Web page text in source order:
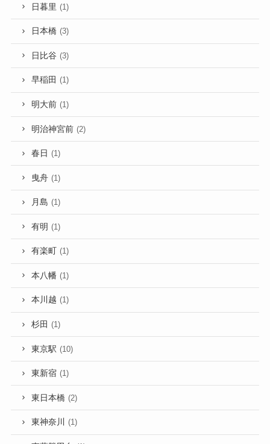
日暮里 (1)
日本橋 (3)
日比谷 (3)
早稲田 (1)
明大前 (1)
明治神宮前 (2)
春日 (1)
曳舟 (1)
月島 (1)
有明 (1)
有楽町 (1)
本八幡 (1)
本川越 (1)
杉田 (1)
東京駅 (10)
東新宿 (1)
東日本橋 (2)
東神奈川 (1)